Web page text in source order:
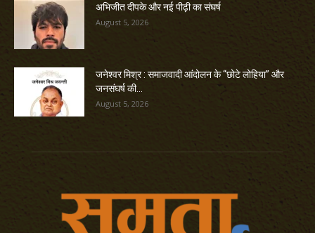
अभिजीत दीपके और नई पीढ़ी का संघर्ष
August 5, 2026
जनेश्वर मिश्र : समाजवादी आंदोलन के “छोटे लोहिया” और
जनसंघर्ष की...
August 5, 2026